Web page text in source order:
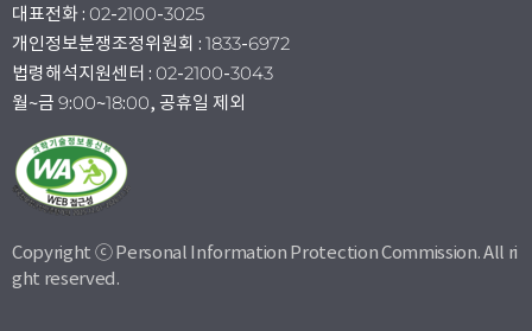
대표전화 : 02-2100-3025
개인정보분쟁조정위원회 : 1833-6972
법령해석지원센터 : 02-2100-3043
월~금 9:00~18:00, 공휴일 제외
Copyright ⓒ Personal Information Protection Commission. All ri
ght reserved.